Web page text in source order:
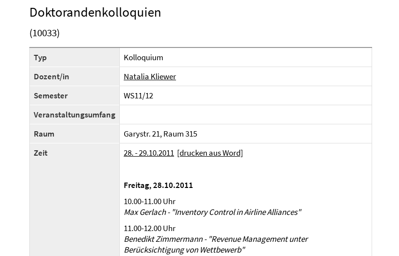
Doktorandenkolloquien
(10033)
Typ
Kolloquium
Dozent/in
Natalia Kliewer
Semester
WS11/12
Veranstaltungsumfang
Raum
Garystr. 21, Raum 315
Zeit
28. - 29.10.2011 [drucken aus Word]
Freitag, 28.10.2011
10.00-11.00 Uhr
Max Gerlach - "Inventory Control in Airline Alliances"
11.00-12.00 Uhr
Benedikt Zimmermann - "Revenue Management unter
Berücksichtigung von Wettbewerb"